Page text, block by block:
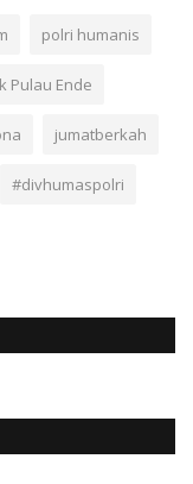
polri humanis
Pulau Ende
jumatberkah
#divhumaspolri